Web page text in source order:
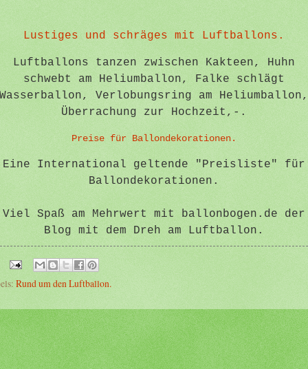
Lustiges und schräges mit Luftballons.
Luftballons tanzen zwischen Kakteen, Huhn
schwebt am Heliumballon, Falke schlägt
Wasserballon, Verlobungsring am Heliumballon,
Überrachung zur Hochzeit,-.
Preise für Ballondekorationen.
Eine International geltende "Preisliste" für
Ballondekorationen.
Viel Spaß am Mehrwert mit ballonbogen.de der
Blog mit dem Dreh am Luftballon.
Rund um den Luftballon.